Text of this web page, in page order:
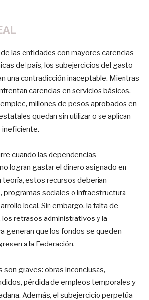
las entidades con mayores carencias
del país, los subejercicios del gasto
una contradicción inaceptable. Mientras
carencias en servicios básicos,
millones de pesos aprobados en
quedan sin utilizar o se aplican
ineficiente.
cuando las dependencias
logran gastar el dinero asignado en
teoría, estos recursos deberían
programas sociales o infraestructura
local. Sin embargo, la falta de
los retrasos administrativos y la
generan que los fondos se queden
a la Federación.
son graves: obras inconclusas,
pérdida de empleos temporales y
Además, el subejercicio perpetúa